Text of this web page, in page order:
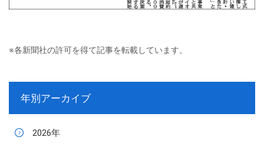
※各新聞社の許可を得て記事を転載しています。
年別アーカイブ
2026年